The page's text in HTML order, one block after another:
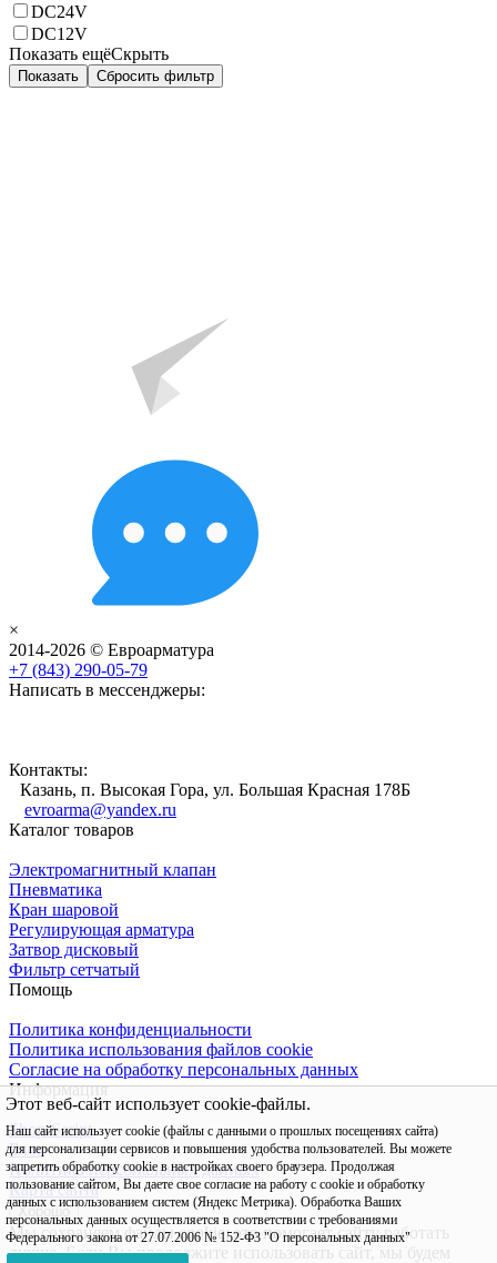
DC24V
DC12V
Показать ещёСкрыть
Показать Сбросить фильтр
×
Этот веб-сайт использует cookie-файлы.
Наш сайт использует cookie (файлы с данными о прошлых посещениях сайта)
для персонализации сервисов и повышения удобства пользователей. Вы можете
запретить обработку cookie в настройках своего браузера. Продолжая
пользование сайтом, Вы даете свое согласие на работу с cookie и обработку
данных с использованием систем (Яндекс Метрика). Обработка Ваших
персональных данных осуществляется в соответствии с требованиями
Федерального закона от 27.07.2006 № 152-Ф3 "О персональных данных"
2014-2026 © Евроарматура
+7 (843) 290-05-79
Написать в мессенджеры:
Контакты:
Казань, п. Высокая Гора, ул. Большая Красная 178Б
evroarma@yandex.ru
Каталог товаров
Электромагнитный клапан
Пневматика
Кран шаровой
Регулирующая арматура
Затвор дисковый
Фильтр сетчатый
Помощь
Политика конфиденциальности
Политика использования файлов cookie
Согласие на обработку персональных данных
Информация
Shop-Script
Блог
Политика персональных данных
Карта сайта
Хорошо
Мы сохраняем файлы cookie: это помогает сайту работать
лучше. Если Вы продолжите использовать сайт, мы будем